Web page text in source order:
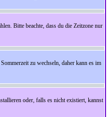
Bitte beachte, dass du die Zeitzone nur
zu wechseln, daher kann es im
oder, falls es nicht existiert, kannst